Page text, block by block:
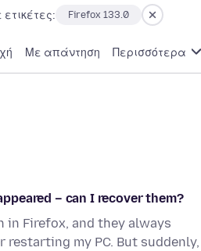
Firefox 133.0
Με απάντηση Περισσότερα
– can I recover them?
in Firefox, and they always
restarting my PC. But suddenly,